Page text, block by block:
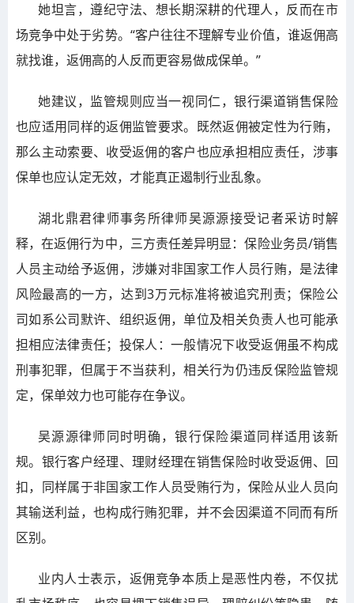
她坦言，遵纪守法、想长期深耕的代理人，反而在市
场竞争中处于劣势。“客户往往不理解专业价值，谁返佣高
就找谁，返佣高的人反而更容易做成保单。”
她建议，监管规则应当一视同仁，银行渠道销售保险
也应适用同样的返佣监管要求。既然返佣被定性为行贿，
那么主动索要、收受返佣的客户也应承担相应责任，涉事
保单也应认定无效，才能真正遏制行业乱象。
湖北鼎君律师事务所律师吴源源接受记者采访时解
释，在返佣行为中，三方责任差异明显：保险业务员/销售
人员主动给予返佣，涉嫌对非国家工作人员行贿，是法律
风险最高的一方，达到3万元标准将被追究刑责；保险公
司如系公司默许、组织返佣，单位及相关负责人也可能承
担相应法律责任；投保人：一般情况下收受返佣虽不构成
刑事犯罪，但属于不当获利，相关行为仍违反保险监管规
定，保单效力也可能存在争议。
吴源源律师同时明确，银行保险渠道同样适用该新
规。银行客户经理、理财经理在销售保险时收受返佣、回
扣，同样属于非国家工作人员受贿行为，保险从业人员向
其输送利益，也构成行贿犯罪，并不会因渠道不同而有所
区别。
业内人士表示，返佣竞争本质上是恶性内卷，不仅扰